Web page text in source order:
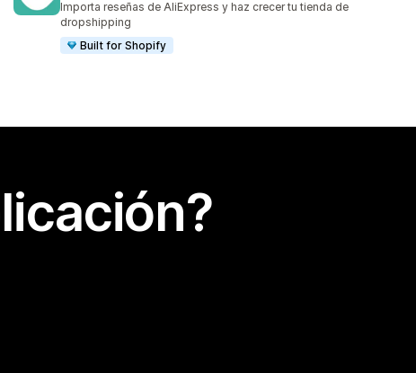
Importa reseñas de AliExpress y haz crecer tu tienda de
dropshipping
Built for Shopify